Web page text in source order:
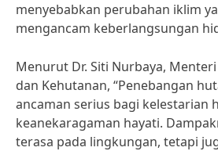
menyebabkan perubahan iklim
mengancam keberlangsungan
Menurut Dr. Siti Nurbaya,
dan Kehutanan, “Penebangan
ancaman serius bagi kelestarian
keanekaragaman hayati.
terasa pada lingkungan, tetapi